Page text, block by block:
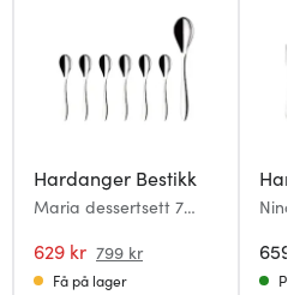
Hardanger Bestikk
Maria dessertsett 7
629 kr 799 kr
Få på lager
Nina
659
På